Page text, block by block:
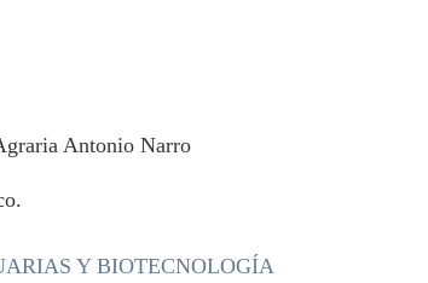
Antonio Narro
Y BIOTECNOLOGÍA